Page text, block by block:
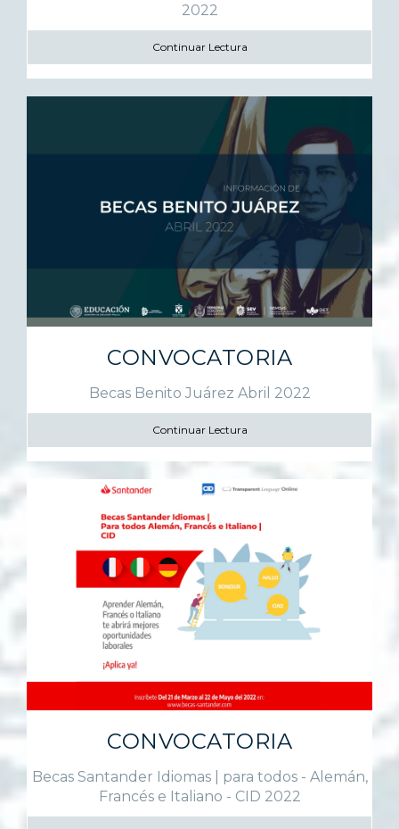
2022
Continuar Lectura
CONVOCATORIA
Becas Benito Juárez Abril 2022
Continuar Lectura
CONVOCATORIA
Becas Santander Idiomas | para todos - Alemán,
Francés e Italiano - CID 2022